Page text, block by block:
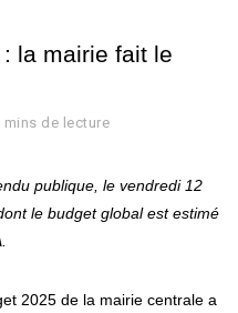
la mairie fait le
mins de lecture
publique, le vendredi 12
le budget global est estimé
2025 de la mairie centrale a